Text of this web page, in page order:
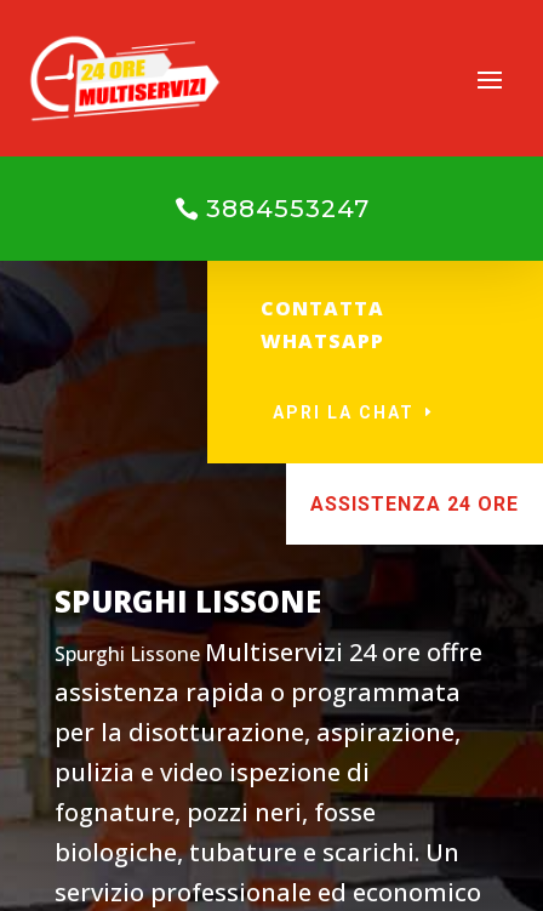
3884553247
CONTATTA
WHATSAPP
APRI LA CHAT
ASSISTENZA 24 ORE
SPURGHI LISSONE
Spurghi Lissone Multiservizi 24 ore offre
assistenza rapida o programmata
per la disotturazione, aspirazione,
pulizia e video ispezione di
fognature, pozzi neri, fosse
biologiche, tubature e scarichi. Un
servizio professionale ed economico